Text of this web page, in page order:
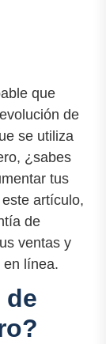
que
de
se utiliza
¿sabes
tus
artículo,
de
ventas y
en línea.
de